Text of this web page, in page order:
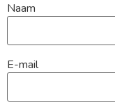
Naam
E-mail